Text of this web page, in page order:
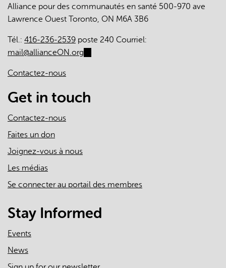
Alliance pour des communautés en santé 500-970 ave
Lawrence Ouest Toronto, ON M6A 3B6
Tél.: 416-236-2539 poste 240 Courriel:
mail@allianceON.org
mail)
Contactez-nous
Get in touch
Contactez-nous
Faites un don
Joignez-vous à nous
Les médias
Se connecter au portail des membres
Stay Informed
Events
News